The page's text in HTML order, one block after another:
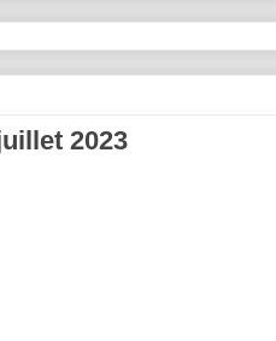
2023